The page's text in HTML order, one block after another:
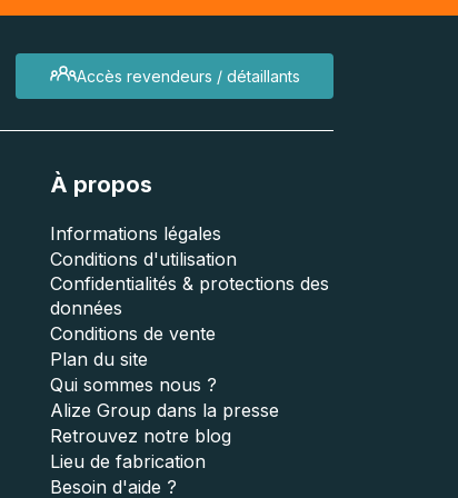
Accès revendeurs / détaillants
À propos
Informations légales
Conditions d'utilisation
Confidentialités & protections des
données
Conditions de vente
Plan du site
Qui sommes nous ?
Alize Group dans la presse
Retrouvez notre blog
Lieu de fabrication
Besoin d'aide ?